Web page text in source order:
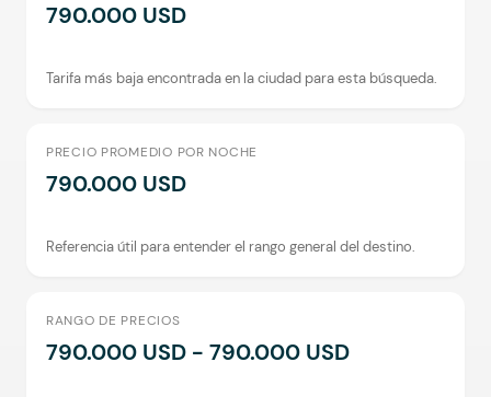
790.000 USD
Tarifa más baja encontrada en la ciudad para esta búsqueda.
PRECIO PROMEDIO POR NOCHE
790.000 USD
Referencia útil para entender el rango general del destino.
RANGO DE PRECIOS
790.000 USD - 790.000 USD